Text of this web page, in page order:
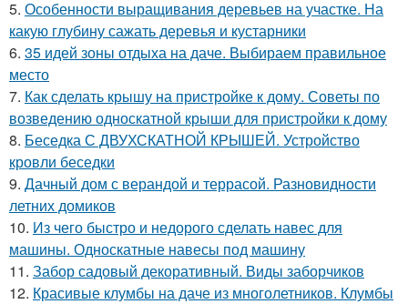
5. Особенности выращивания деревьев на участке. На
какую глубину сажать деревья и кустарники
6. 35 идей зоны отдыха на даче. Выбираем правильное
место
7. Как сделать крышу на пристройке к дому. Советы по
возведению односкатной крыши для пристройки к дому
8. Беседка С ДВУХСКАТНОЙ КРЫШЕЙ. Устройство
кровли беседки
9. Дачный дом с верандой и террасой. Разновидности
летних домиков
10. Из чего быстро и недорого сделать навес для
машины. Односкатные навесы под машину
11. Забор садовый декоративный. Виды заборчиков
12. Красивые клумбы на даче из многолетников. Клумбы